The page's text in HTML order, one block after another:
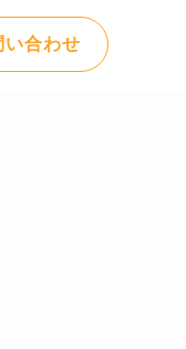
い合わせ